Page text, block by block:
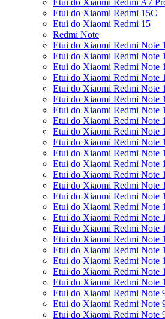
Etui do Xiaomi Redmi A7
Etui do Xiaomi Redmi 15C
Etui do Xiaomi Redmi 15
Redmi Note
Etui do Xiaomi Redmi Note
Etui do Xiaomi Redmi Note
Etui do Xiaomi Redmi Note
Etui do Xiaomi Redmi Note
Etui do Xiaomi Redmi Note
Etui do Xiaomi Redmi Note
Etui do Xiaomi Redmi Note
Etui do Xiaomi Redmi Note
Etui do Xiaomi Redmi Note
Etui do Xiaomi Redmi Note
Etui do Xiaomi Redmi Note
Etui do Xiaomi Redmi Note
Etui do Xiaomi Redmi Note
Etui do Xiaomi Redmi Note
Etui do Xiaomi Redmi Note
Etui do Xiaomi Redmi Note
Etui do Xiaomi Redmi Note
Etui do Xiaomi Redmi Note
Etui do Xiaomi Redmi Note
Etui do Xiaomi Redmi Note
Etui do Xiaomi Redmi Note
Etui do Xiaomi Redmi Note
Etui do Xiaomi Redmi Note
Etui do Xiaomi Redmi Note
Etui do Xiaomi Redmi Note
Etui do Xiaomi Redmi Note